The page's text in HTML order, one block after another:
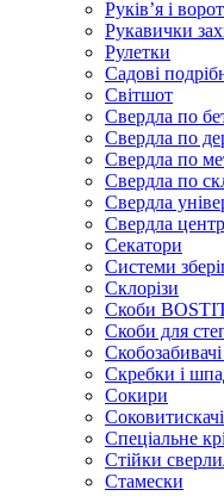
Руківʼя і
Рукавички
Рулетки
Садові
Світшот
Свердла по
Свердла по
Свердла по
Свердла по
Свердла
Свердла
Секатори
Системи
Склорізи
Скоби
Скоби для
Скребки і
Сокири
Соковитискачі
Спеціальне
Стійки
Стамески